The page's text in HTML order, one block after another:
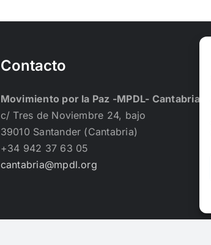
Contacto
Movimiento por la Paz -MPDL- Cantabria
c/ Tres de Noviembre 24, bajo
39010 Santander (Cantabria)
+34 942 37 63 05
cantabria@mpdl.org